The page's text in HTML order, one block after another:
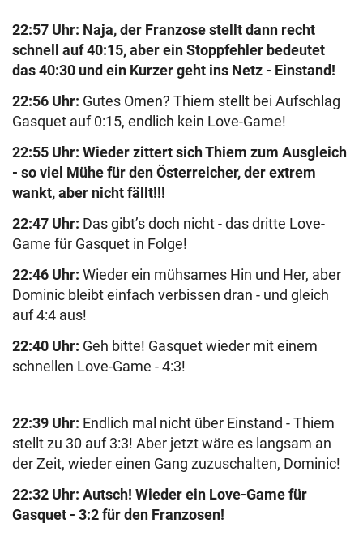
22:57 Uhr: Naja, der Franzose stellt dann recht
schnell auf 40:15, aber ein Stoppfehler bedeutet
das 40:30 und ein Kurzer geht ins Netz - Einstand!
22:56 Uhr: Gutes Omen? Thiem stellt bei Aufschlag
Gasquet auf 0:15, endlich kein Love-Game!
22:55 Uhr: Wieder zittert sich Thiem zum Ausgleich
- so viel Mühe für den Österreicher, der extrem
wankt, aber nicht fällt!!!
22:47 Uhr: Das gibt’s doch nicht - das dritte Love-
Game für Gasquet in Folge!
22:46 Uhr: Wieder ein mühsames Hin und Her, aber
Dominic bleibt einfach verbissen dran - und gleich
auf 4:4 aus!
22:40 Uhr: Geh bitte! Gasquet wieder mit einem
schnellen Love-Game - 4:3!
22:39 Uhr: Endlich mal nicht über Einstand - Thiem
stellt zu 30 auf 3:3! Aber jetzt wäre es langsam an
der Zeit, wieder einen Gang zuzuschalten, Dominic!
22:32 Uhr: Autsch! Wieder ein Love-Game für
Gasquet - 3:2 für den Franzosen!